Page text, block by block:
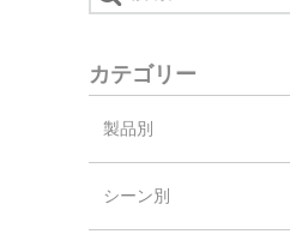
カテゴリー
製品別
シーン別